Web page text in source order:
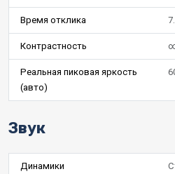
Время отклика
Контрастность
Реальная пиковая яркость
(авто)
Звук
Динамики